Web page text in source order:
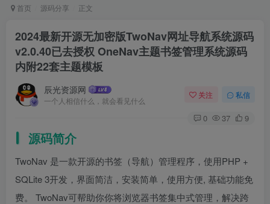
首页 源码分享 正文
2024最新开源无加密版TwoNav网址导航系统源码
v2.0.40已去授权 OneNav主题书签管理系统源码
内附22套主题模板
辰光资源网
一个人相信什么，就会看见什么
关注 私信
0 37 9
源码简介
TwoNav 是一款开源的书签（导航）管理程序，使用PHP +
SQLite 3开发，界面简洁，安装简单，使用方便, 基础功能免
费。 TwoNav可帮助你你将浏览器书签集中式管理，解决跨